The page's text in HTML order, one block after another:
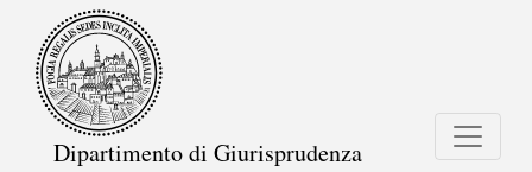
Dipartimento di Giurisprudenza